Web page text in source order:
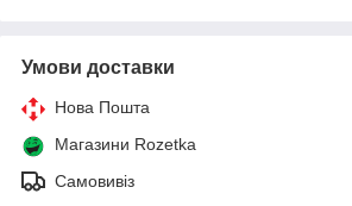
Умови доставки
Нова Пошта
Магазини Rozetka
Самовивіз